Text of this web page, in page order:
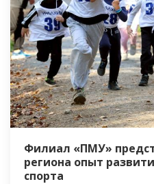
Филиал «ПМУ»
региона опыт
спорта